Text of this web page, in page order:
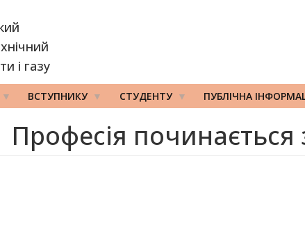
і газу
ВСТУПНИКУ СТУДЕНТУ ПУБЛІЧНА
Професія починається